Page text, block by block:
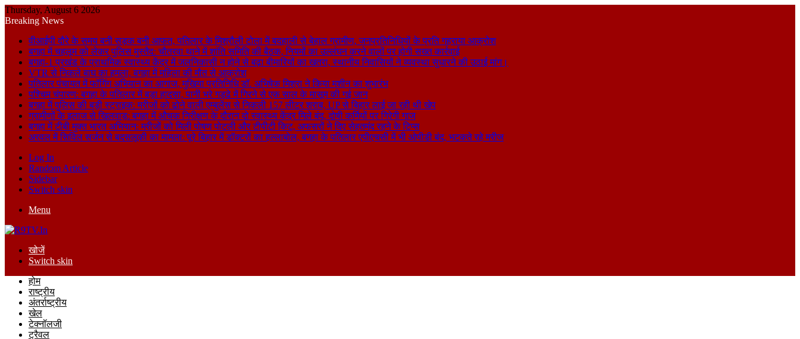
Thursday, August 6 2026
Breaking News
वीआईपी दौरे के समय बनी सड़क बनी आफत, पतिलार के मिश्रौली टोला में बदहाली से बेहाल ग्रामीण, जनप्रतिनिधियों के प्रति गहराया आक्रोश
बगहा में चहलूम को लेकर पुलिस मुस्तैद: चौतरवा थाने में शांति समिति की बैठक, नियमों का उल्लंघन करने वालों पर होगी सख्त कार्रवाई
बगहा-1 प्रखंड के प्राथमिक स्वास्थ्य केंद्र में जलनिकासी न होने से बढ़ा बीमारियों का खतरा, स्थानीय निवासियों ने व्यवस्था सुधारने की उठाई मांग।
VTR से निकले बाघ का हमला, बगहा में महिला की मौत से आक्रोश
पतिलार पंचायत में फॉगिंग अभियान का आगाज, मुखिया प्रतिनिधि डॉ. अभिषेक मिश्रा ने किया मशीन का शुभारंभ
पश्चिम चंपारण: बगहा के पतिलार में बड़ा हादसा, पानी भरे गड्ढे में गिरने से एक साल के मासूम की गई जान
बगहा में पुलिस की बड़ी स्ट्राइक: मरीजों को ढोने वाली एम्बुलेंस से निकली 157 लीटर शराब, UP से बिहार लाई जा रही थी खेप
ग्रामीणों के इलाज से खिलवाड़: बगहा में औचक निरीक्षण के दौरान दो स्वास्थ्य केंद्र मिले बंद, दोषी कर्मियों पर गिरेगी गाज
बगहा में टीबी मुक्त भारत अभियान: मरीजों को मिली पोषण पोटली और टीपीटी किट, अफसरों ने दिए सेहतमंद रहने के टिप्स
अरवल में सिविल सर्जन से बदसलूकी का मामला: पूरे बिहार में डॉक्टरों का हल्लाबोल, बगहा के पतिलार एपीएचसी में भी ओपीडी बंद, भटकते रहे मरीज
Log In
Random Article
Sidebar
Switch skin
Menu
खोजें
Switch skin
होम
राष्ट्रीय
अंतर्राष्ट्रीय
खेल
टेक्नॉलजी
ट्रैवल